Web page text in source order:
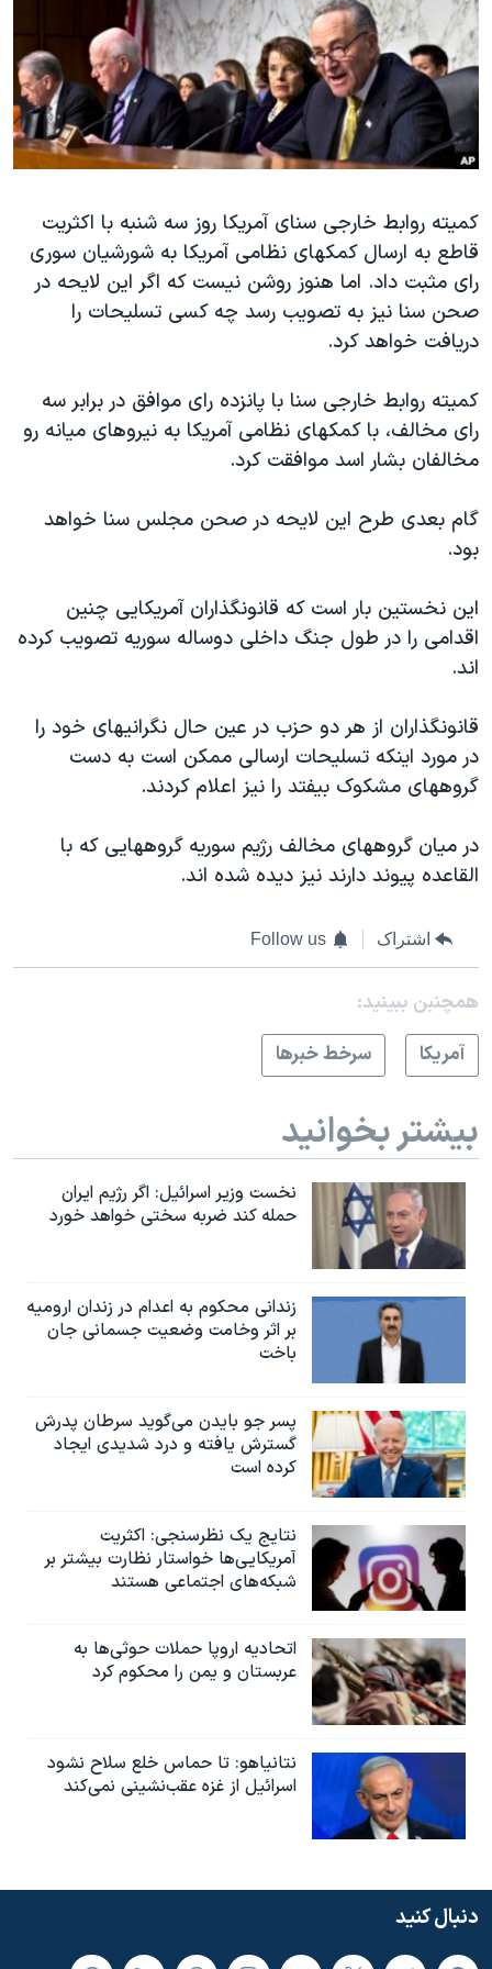
فرهنگ و زندگی
حقوق شهروندی
اقتصادی
علم و فناوری
گالری عکس
آرشیو پخش زنده
مستندها
انتخابات ریاست جمهوری آمریکا ۲۰۲۴
حمله جمهوری اسلامی به اسرائیل
رمز مهسا
اعتراضات زن، زندگی، آزادی
مجموعه مستندهای دادخواهی
تریبونال مردمی آبان ۹۸
دادگاه حمید نوری
قانون شفافیت دارائی کادر رهبری ایران
اعتراضات مردمی آبان ۹۸
نرگس محمدی برنده جایزه نوبل صلح
صفحه‌های ویژه
سفر پرزیدنت ترامپ به چین
دنبال کنید
زبانهای مختلف
کمیته روابط خارجی سنای آمریکا روز سه شنبه با اکثریت
قاطع به ارسال کمکهای نظامی آمریکا به شورشیان سوری
رای مثبت داد. اما هنوز روشن نیست که اگر این لایحه در
صحن سنا نیز به تصویب رسد چه کسی تسلیحات را
دریافت خواهد کرد.
کمیته روابط خارجی سنا با پانزده رای موافق در برابر سه
رای مخالف، با کمکهای نظامی آمریکا به نیروهای میانه رو
مخالفان بشار اسد موافقت کرد.
گام بعدی طرح این لایحه در صحن مجلس سنا خواهد
بود.
این نخستین بار است که قانونگذاران آمریکایی چنین
اقدامی را در طول جنگ داخلی دوساله سوریه تصویب کرده
اند.
قانونگذاران از هر دو حزب در عین حال نگرانیهای خود را
در مورد اینکه تسلیحات ارسالی ممکن است به دست
گروههای مشکوک بیفتد را نیز اعلام کردند.
در میان گروههای مخالف رژیم سوریه گروههایی که با
القاعده پیوند دارند نیز دیده شده اند.
اشتراک Follow us
همچنبن ببینید:
آمريکا
سرخط خبرها
بیشتر بخوانید
نخست وزیر اسرائيل: اگر رژیم ایران
حمله کند ضربه سختی خواهد خورد
زندانی محکوم به اعدام در زندان ارومیه
بر اثر وخامت وضعیت جسمانی جان
باخت
پسر جو بایدن می‌گوید سرطان پدرش
گسترش یافته و درد شدیدی ایجاد
کرده است
نتایج یک نظرسنجی: اکثریت
آمریکایی‌ها خواستار نظارت بیشتر بر
شبکه‌های اجتماعی هستند
اتحادیه اروپا حملات حوثی‌ها به
عربستان و یمن را محکوم کرد
نتانیاهو: تا حماس خلع سلاح نشود
اسرائیل از غزه عقب‌نشینی نمی‌کند
دنبال کنید